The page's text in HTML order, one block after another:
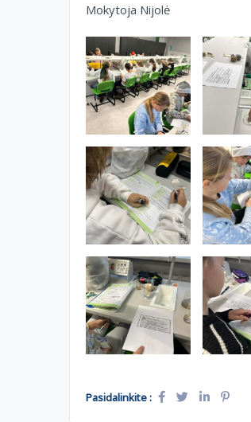
Mokytoja Nijolė
Pasidalinkite :